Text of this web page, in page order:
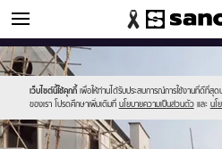
ข่าวบันเทิง
เว็บไซต์นี้ใช้คุกกี้ เพื่อให้ท่านได้รับประสบการณ์การใช้งานที่ดีที่สุด
ของเรา โปรดศึกษาเพิ่มเติมที่ นโยบายความเป็นส่วนตัว และ นโ
Sanook
//s.isanook.com/sr/0/images/logo-
new-
sanook.png
600
60
//s.isanook.com/ns/0/ud/1199/5995134/